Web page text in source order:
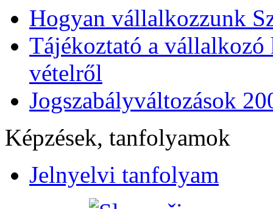
Hogyan vállalkozzunk
Tájékoztató a
vételről
Jogszabályváltozások
Képzések, tanfolyamok
Jelnyelvi tanfolyam